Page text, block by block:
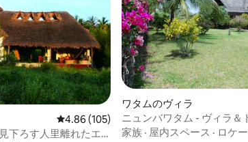
レビュー105件、5つ星中4.86つ星の平均
4.86 (105)
下ろす人里離れたエ
ワタムのヴィラ
ニュンバワタム - ヴィラ＆
デン
家族 · 屋内スペース · ロケ